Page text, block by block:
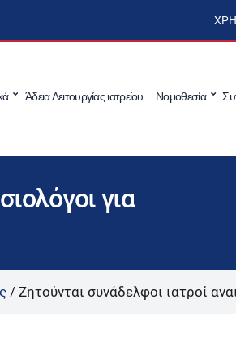
Άδεια Λειτουργίας ιατρείου Νομοθεσία
για
/ Ζητούνται συνάδελφοι ιατροί